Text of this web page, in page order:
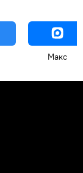
Макс